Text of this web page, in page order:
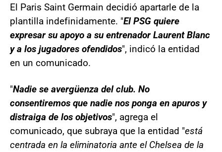
El Paris Saint Germain decidió apartarle de la
plantilla indefinidamente. "El PSG quiere
expresar su apoyo a su entrenador Laurent Blanc
y a los jugadores ofendidos", indicó la entidad
en un comunicado.
"Nadie se avergüenza del club. No
consentiremos que nadie nos ponga en apuros y
distraiga de los objetivos", agrega el
comunicado, que subraya que la entidad "está
centrada en la eliminatoria ante el Chelsea de la